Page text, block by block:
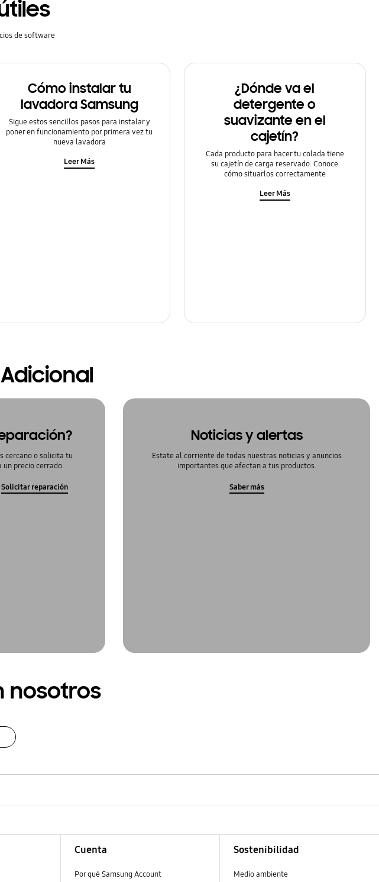
de software
Cómo instalar tu
lavadora Samsung
Sigue estos sencillos pasos para instalar y
poner en funcionamiento por primera vez tu
nueva lavadora
Leer Más
¿Dónde va el
detergente o
suavizante en el
cajetín?
Cada producto para hacer tu colada tiene
su cajetín de carga reservado. Conoce
cómo situarlos correctamente
Leer Más
cercano o solicita tu
un precio cerrado.
Solicitar reparación
Noticias y alertas
Estate al corriente de todas nuestras noticias y anuncios
importantes que afectan a tus productos.
Saber más
nosotros
Cuenta
Por qué Samsung Account
Sostenibilidad
Medio ambiente